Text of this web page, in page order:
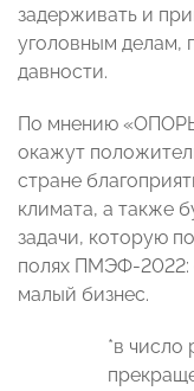
задерживать и
уголовным делам,
давности.
По мнению
окажут
стране
климата, а также
задачи, которую
полях ПМЭФ-2022:
малый бизнес.
*в